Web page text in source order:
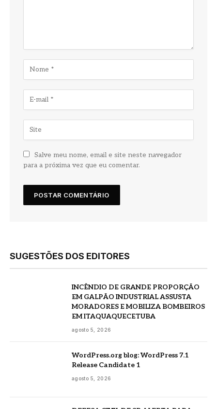
Salve meu nome, email e site neste navegador
para a próxima vez que eu comentar.
SUGESTÕES DOS EDITORES
INCÊNDIO DE GRANDE PROPORÇÃO
EM GALPÃO INDUSTRIAL ASSUSTA
MORADORES E MOBILIZA BOMBEIROS
EM ITAQUAQUECETUBA
agosto 5, 2026
WordPress.org blog: WordPress 7.1
Release Candidate 1
agosto 5, 2026